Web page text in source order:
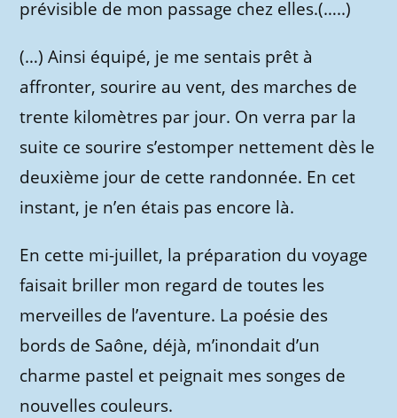
prévisible de mon passage chez elles.(…..)
(…) Ainsi équipé, je me sentais prêt à
affronter, sourire au vent, des marches de
trente kilomètres par jour. On verra par la
suite ce sourire s’estomper nettement dès le
deuxième jour de cette randonnée. En cet
instant, je n’en étais pas encore là.
En cette mi-juillet, la préparation du voyage
faisait briller mon regard de toutes les
merveilles de l’aventure. La poésie des
bords de Saône, déjà, m’inondait d’un
charme pastel et peignait mes songes de
nouvelles couleurs.